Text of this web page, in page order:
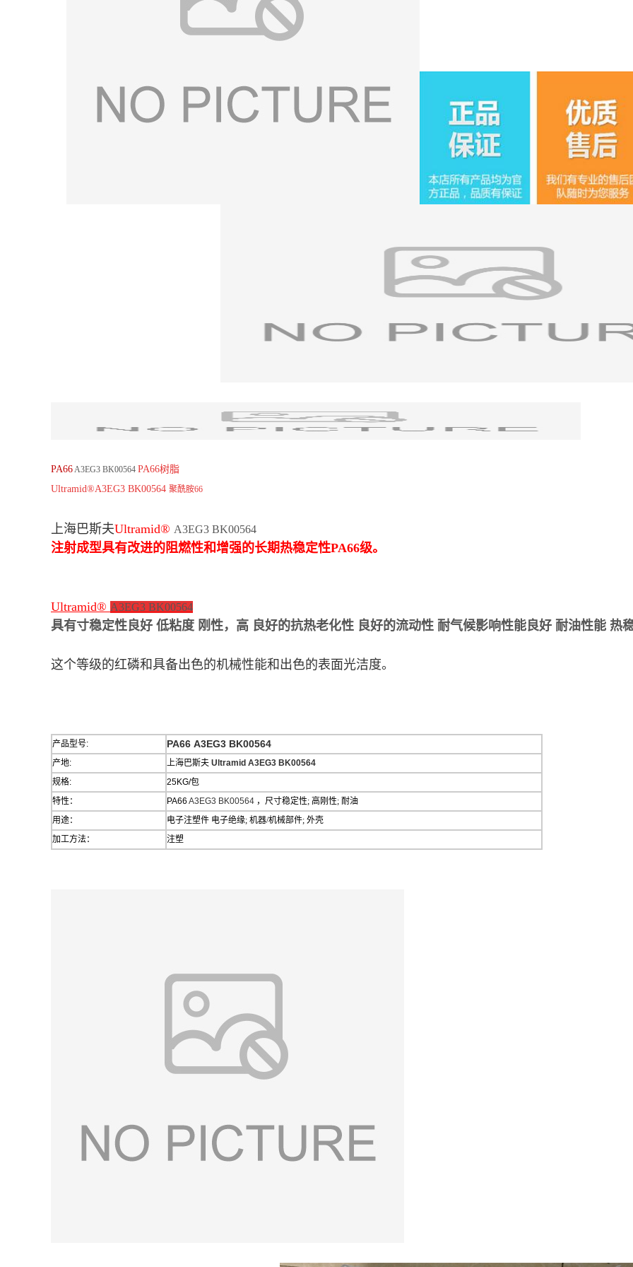
PA66A3EG3 BK00564 PA66树脂
Ultramid®A3EG3 BK00564 聚酰胺66
上海巴斯夫Ultramid® A3EG3 BK00564
注射成型具有改进的阻燃性和增强的长期热稳定性PA66级。
Ultramid® A3EG3 BK00564
具有寸稳定性良好 低粘度 刚性，高 良好的抗热老化性 良好的流动性 耐气候影响性能良好 耐油性能 热
这个等级的红磷和具备出色的机械性能和出色的表面光洁度。
产品型号: PA66 A3EG3 BK00564
产地: 上海巴斯夫 Ultramid A3EG3 BK00564
规格:
25KG/包
特性：
PA66 A3EG3 BK00564 ， 尺寸稳定性; 高刚性; 耐油
用途：
电子注塑件 电子绝缘; 机器/机械部件; 外壳
加工方法：
注塑